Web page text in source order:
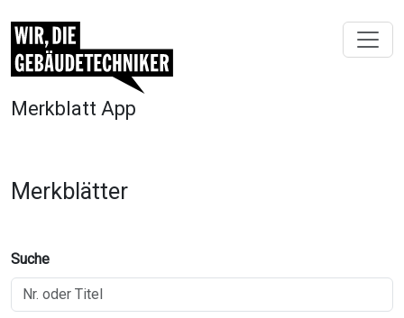
Merkblatt App
Merkblätter
Suche